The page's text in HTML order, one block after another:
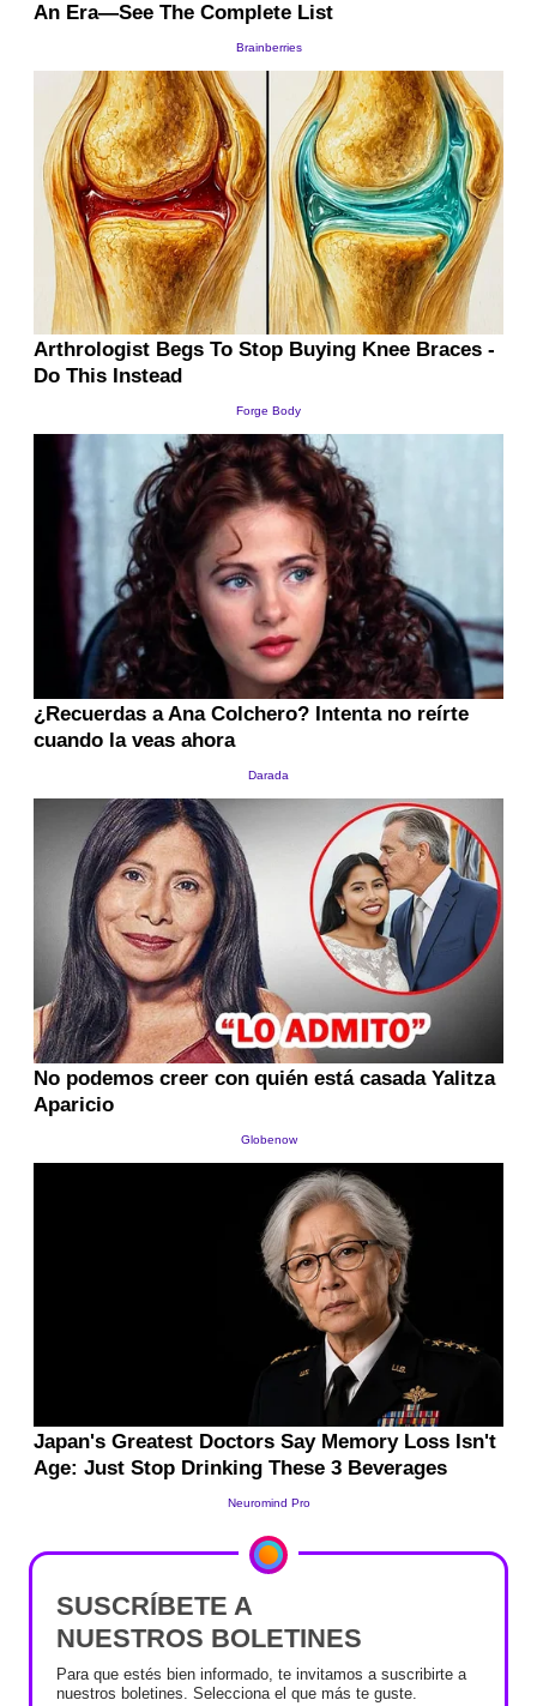
SUSCRÍBETE A
NUESTROS BOLETINES
Para que estés bien informado, te invitamos a suscribirte a
nuestros boletines. Selecciona el que más te guste.